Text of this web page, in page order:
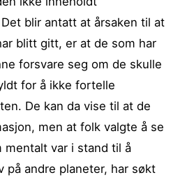
blir antatt at årsaken til at
blitt gitt, er at de som har
forsvare seg om de skulle
for å ikke fortelle
De kan da vise til at de
men at folk valgte å se
mentalt var i stand til å
på andre planeter, har søkt